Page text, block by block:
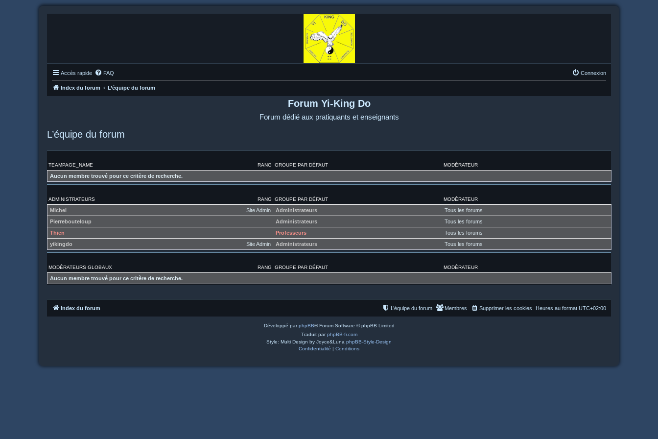
Accès rapide FAQ Connexion
Index du forum L’équipe du forum
Forum Yi-King Do
Forum dédié aux pratiquants et enseignants
L’équipe du forum
RANG
TEAMPAGE_NAME GROUPE PAR DÉFAUT MODÉRATEUR
Aucun membre trouvé pour ce critère de recherche.
RANG
ADMINISTRATEURS GROUPE PAR DÉFAUT MODÉRATEUR
Site Admin
Michel Administrateurs
Tous les forums
Pierrebouteloup
Administrateurs
Tous les forums
Thien
Professeurs
Tous les forums
Site Admin
yikingdo Administrateurs Tous les forums
RANG
MODÉRATEURS GLOBAUX GROUPE PAR DÉFAUT MODÉRATEUR
Aucun membre trouvé pour ce critère de recherche.
Index du forum Heures au format UTC+02:00
Supprimer les cookies
Membres
L’équipe du forum
Développé parphpBB® Forum Software © phpBB Limited
Traduit parphpBB-fr.com
Style: Multi Design by Joyce&Luna phpBB-Style-Design
Confidentialité | Conditions